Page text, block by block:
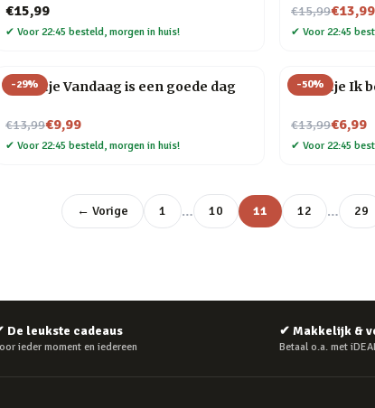
€15,99
✔ Voor 22:45 besteld, morgen in huis!
€15,99
Nu voor€13,99
✔ Voor 22:45
-29%
Tegeltje Vandaag is een goede dag
€13,99
Nu voor€9,99
✔ Voor 22:45 besteld, morgen in huis!
-50%
Tegeltje Ik
€13,99
Nu voor€6,99
✔ Voor 22:45
← Vorige 1 … 10 11 12 … 29
De leukste cadeaus
ieder moment en iedereen
✔ Makkelijk &
Betaal o.a. met